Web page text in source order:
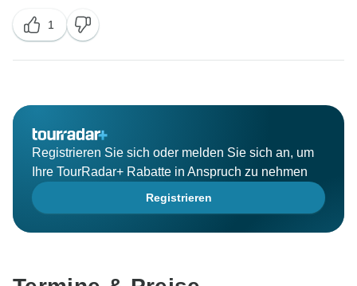
1
Registrieren Sie sich oder melden Sie sich an, um
Ihre TourRadar+ Rabatte in Anspruch zu nehmen
Registrieren